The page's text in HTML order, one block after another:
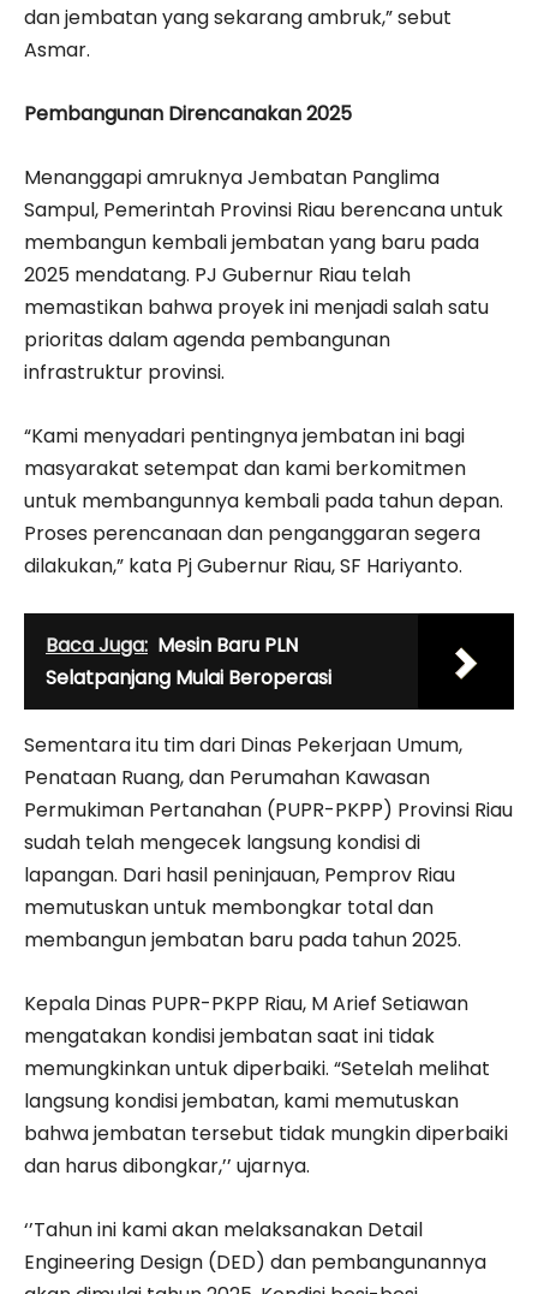
dan jembatan yang sekarang ambruk,” sebut
Asmar.
Pembangunan Direncanakan 2025
Menanggapi amruknya Jembatan Panglima
Sampul, Pemerintah Provinsi Riau berencana untuk
membangun kembali jembatan yang baru pada
2025 mendatang. PJ Gubernur Riau telah
memastikan bahwa proyek ini menjadi salah satu
prioritas dalam agenda pembangunan
infrastruktur provinsi.
“Kami menyadari pentingnya jembatan ini bagi
masyarakat setempat dan kami berkomitmen
untuk membangunnya kembali pada tahun depan.
Proses perencanaan dan penganggaran segera
dilakukan,” kata Pj Gubernur Riau, SF Hariyanto.
Baca Juga: Mesin Baru PLN
Selatpanjang Mulai Beroperasi
Sementara itu tim dari Dinas Pekerjaan Umum,
Penataan Ruang, dan Perumahan Kawasan
Permukiman Pertanahan (PUPR-PKPP) Provinsi Riau
sudah telah mengecek langsung kondisi di
lapangan. Dari hasil peninjauan, Pemprov Riau
memutuskan untuk membongkar total dan
membangun jembatan baru pada tahun 2025.
Kepala Dinas PUPR-PKPP Riau, M Arief Setiawan
mengatakan kondisi jembatan saat ini tidak
memungkinkan untuk diperbaiki. “Setelah melihat
langsung kondisi jembatan, kami memutuskan
bahwa jembatan tersebut tidak mungkin diperbaiki
dan harus dibongkar,’’ ujarnya.
‘’Tahun ini kami akan melaksanakan Detail
Engineering Design (DED) dan pembangunannya